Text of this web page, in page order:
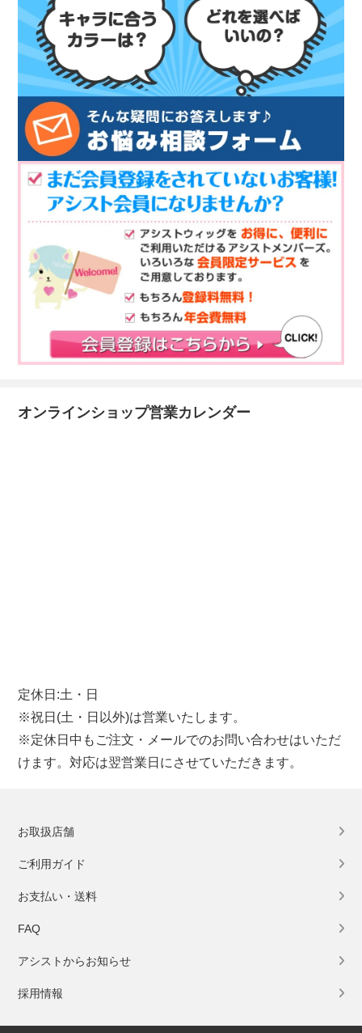
オンラインショップ営業カレンダー
定休日:土・日
※祝日(土・日以外)は営業いたします。
※定休日中もご注文・メールでのお問い合わせはいただ
けます。対応は翌営業日にさせていただきます。
お取扱店舗
ご利用ガイド
お支払い・送料
FAQ
アシストからお知らせ
採用情報